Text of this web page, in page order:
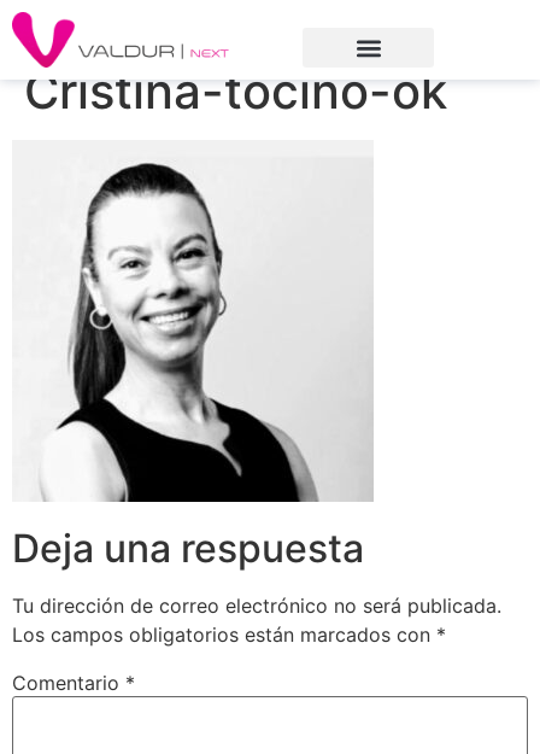
Cristina-tocino-ok
Deja una respuesta
Tu dirección de correo electrónico no será publicada.
Los campos obligatorios están marcados con *
Comentario *